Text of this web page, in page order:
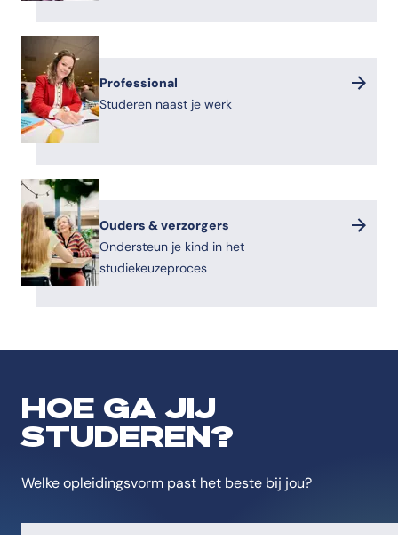
Professional
Studeren naast je werk
Ouders & verzorgers
Ondersteun je kind in het
studiekeuzeproces
HOE GA JIJ
STUDEREN?
Welke opleidingsvorm past het beste bij jou?